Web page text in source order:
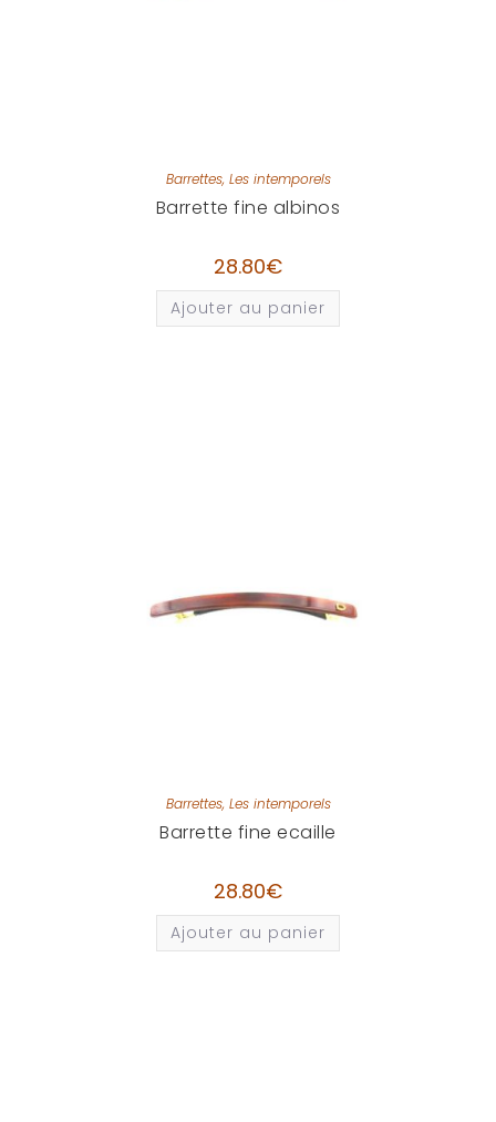
Barrettes, Les intemporels
Barrette fine albinos
28.80€
Ajouter au panier
Barrettes, Les intemporels
Barrette fine ecaille
28.80€
Ajouter au panier